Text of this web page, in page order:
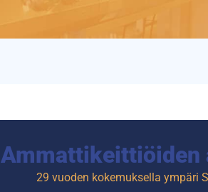
Ammattikeittiöiden
29 vuoden kokemuksella ympäri